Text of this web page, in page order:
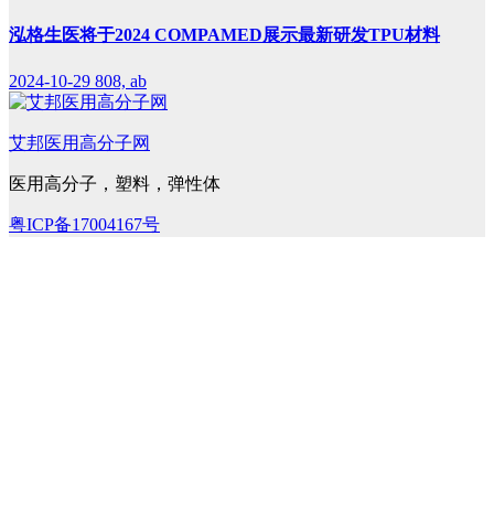
泓格生医将于2024 COMPAMED展示最新研发TPU材料
2024-10-29 808, ab
艾邦医用高分子网
医用高分子，塑料，弹性体
粤ICP备17004167号